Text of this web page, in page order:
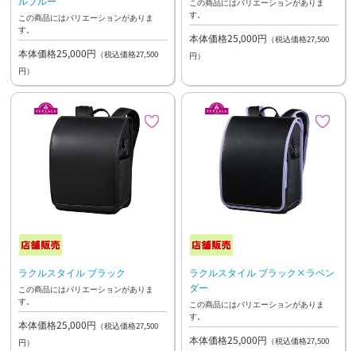
この商品にはバリエーションがありま
す。
本体価格25,000円 （税込価格27,500
円）
す。
本体価格25,000円 （税込価格27,500
円）
ラクルスタイル ブラック
この商品にはバリエーションがありま
す。
本体価格25,000円 （税込価格27,500
円）
ラクルスタイル ブラック×ラベン
ダー
この商品にはバリエーションがありま
す。
本体価格25,000円 （税込価格27,500